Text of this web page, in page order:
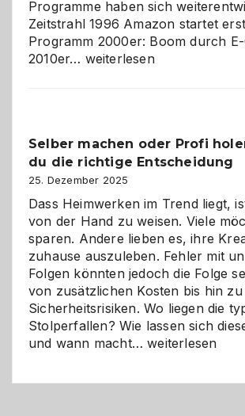
Programme haben sich
Zeitstrahl 1996 Amazon startet
Programm 2000er: Boom durch
2010er… Affiliate-
Herausforderungen
und
Zukunft
weiterlesen
Selber machen oder Profi
du die richtige Entscheidung
25. Dezember 2025
Dass Heimwerken im Trend liegt,
von der Hand zu weisen. Viele
sparen. Andere lieben es, ihre
zuhause auszuleben. Fehler mit
Folgen könnten jedoch die Folge
von zusätzlichen Kosten bis hin zu
Sicherheitsrisiken. Wo liegen die
Stolperfallen? Wie lassen sich
und wann macht…Selber
weiterlesen